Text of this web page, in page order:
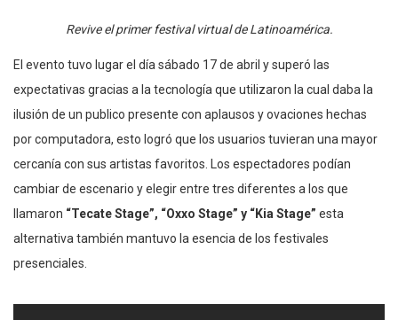
Revive el primer festival virtual de Latinoamérica.
El evento tuvo lugar el día sábado 17 de abril y superó las
expectativas gracias a la tecnología que utilizaron la cual daba la
ilusión de un publico presente con aplausos y ovaciones hechas
por computadora, esto logró que los usuarios tuvieran una mayor
cercanía con sus artistas favoritos. Los espectadores podían
cambiar de escenario y elegir entre tres diferentes a los que
llamaron “Tecate Stage”, “Oxxo Stage” y “Kia Stage” esta
alternativa también mantuvo la esencia de los festivales
presenciales.